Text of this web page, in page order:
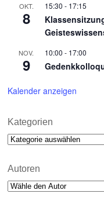
OKT.
8
15:30 - 17:15
NOV.
9
10:00 - 17:00
Kalender anzeigen
Kategorien
Kategorien
Autoren